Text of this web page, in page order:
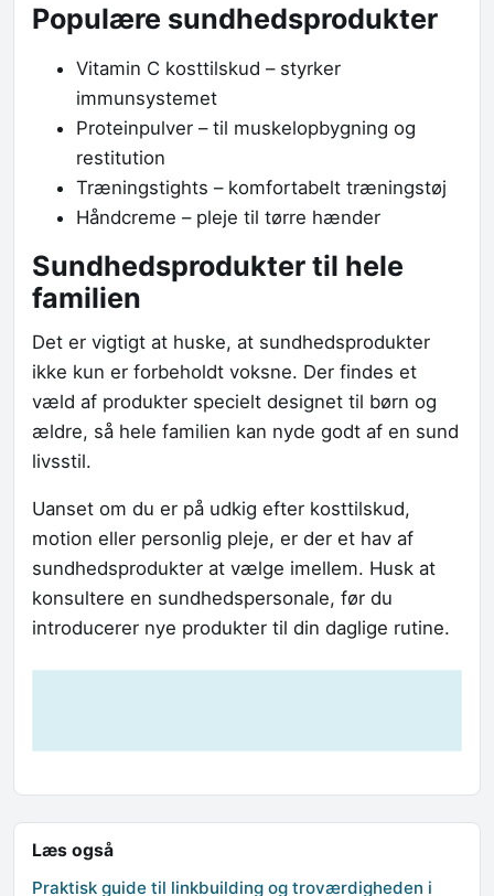
Populære sundhedsprodukter
Vitamin C kosttilskud – styrker
immunsystemet
Proteinpulver – til muskelopbygning og
restitution
Træningstights – komfortabelt træningstøj
Håndcreme – pleje til tørre hænder
Sundhedsprodukter til hele
familien
Det er vigtigt at huske, at sundhedsprodukter
ikke kun er forbeholdt voksne. Der findes et
væld af produkter specielt designet til børn og
ældre, så hele familien kan nyde godt af en sund
livsstil.
Uanset om du er på udkig efter kosttilskud,
motion eller personlig pleje, er der et hav af
sundhedsprodukter at vælge imellem. Husk at
konsultere en sundhedspersonale, før du
introducerer nye produkter til din daglige rutine.
Læs også
Praktisk guide til linkbuilding og troværdigheden i